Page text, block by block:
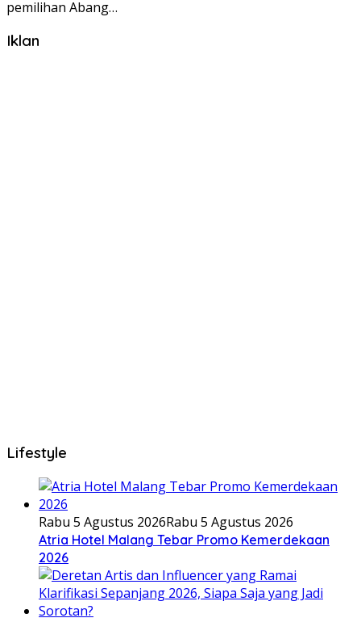
pemilihan Abang…
Iklan
Lifestyle
Rabu 5 Agustus 2026Rabu 5 Agustus 2026
Atria Hotel Malang Tebar Promo Kemerdekaan
2026